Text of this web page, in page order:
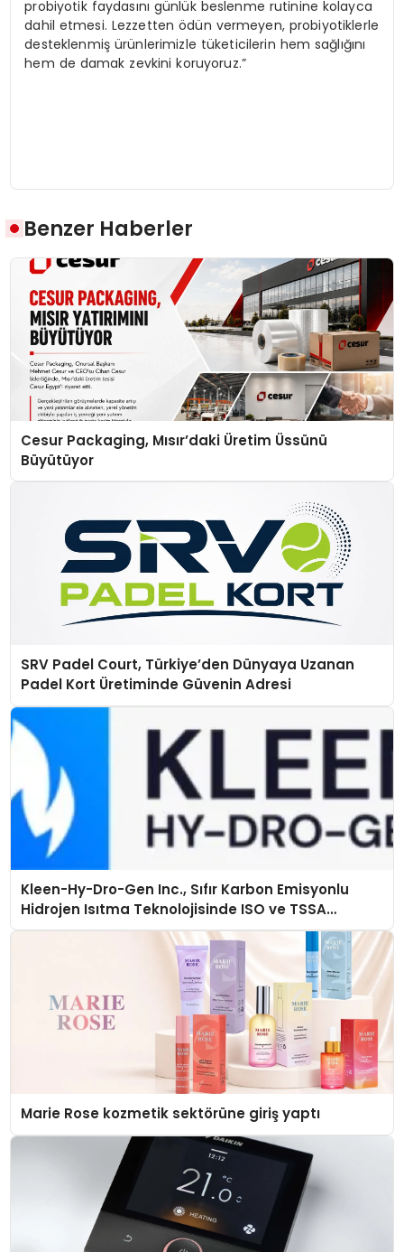
probiyotik faydasını günlük beslenme rutinine kolayca
dahil etmesi. Lezzetten ödün vermeyen, probiyotiklerle
desteklenmiş ürünlerimizle tüketicilerin hem sağlığını
hem de damak zevkini koruyoruz.”
Benzer Haberler
Cesur Packaging, Mısır’daki Üretim Üssünü
Büyütüyor
SRV Padel Court, Türkiye’den Dünyaya Uzanan
Padel Kort Üretiminde Güvenin Adresi
Kleen-Hy-Dro-Gen Inc., Sıfır Karbon Emisyonlu
Hidrojen Isıtma Teknolojisinde ISO ve TSSA
Düzenleyici Onaylarını Aldı
Marie Rose kozmetik sektörüne giriş yaptı